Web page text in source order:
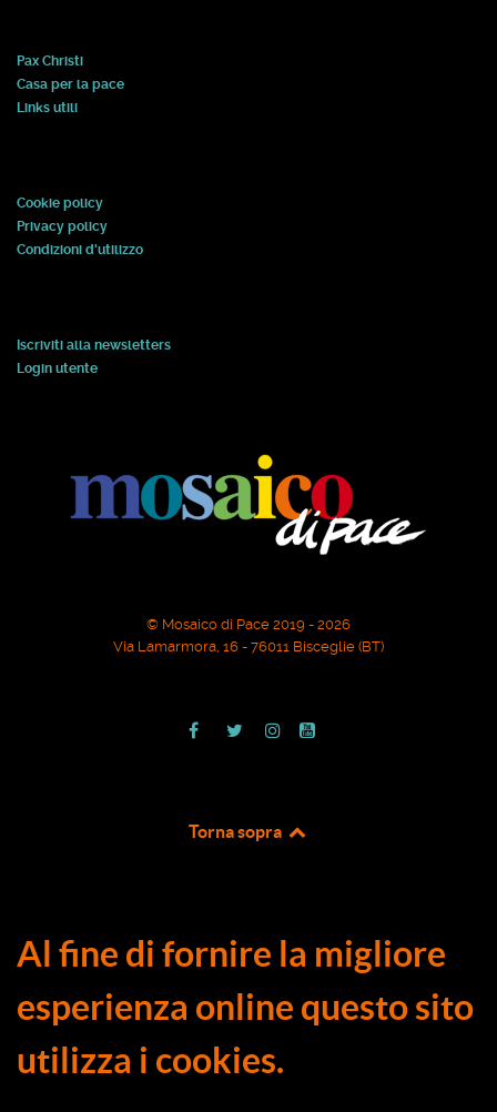
Pax Christi
Casa per la pace
Links utili
Cookie policy
Privacy policy
Condizioni d'utilizzo
Iscriviti alla newsletters
Login utente
© Mosaico di Pace 2019 - 2026
Via Lamarmora, 16 - 76011 Bisceglie (BT)
Torna sopra
Al fine di fornire la migliore
esperienza online questo sito
utilizza i cookies.